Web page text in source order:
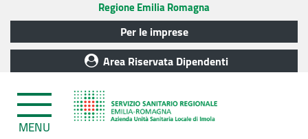
Regione Emilia Romagna
Per le imprese
Area Riservata Dipendenti
MENU